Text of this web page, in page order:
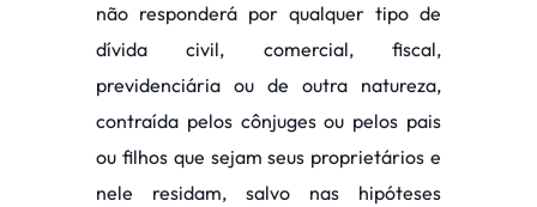
não responderá por qualquer tipo de
dívida civil, comercial, fiscal,
previdenciária ou de outra natureza,
contraída pelos cônjuges ou pelos pais
ou filhos que sejam seus proprietários e
nele residam, salvo nas hipóteses